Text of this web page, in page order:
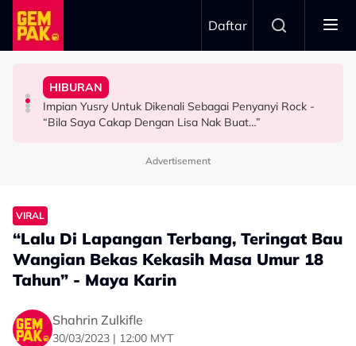
Skip to main content
Daftar
GAYA HIDUP
Ramai Masih Bujang Bukan Kerana Memilih Tetapi...
HIBURAN
Impian Yusry Untuk Dikenali Sebagai Penyanyi Rock -
“Bila Saya Cakap Dengan Lisa Nak Buat…”
HIBURAN
Ramai Sangka Adik-Beradik, Ali Reza Akhirnya Dedah
Hubungan Sebenar Dengan Idris Khan
HIBURAN
“Ramai Pihak Dekati Saya, Jaclyn Victor & Ning Baizura
Untuk…” - Shila Amzah
Advertisement
VIRAL
“Lalu Di Lapangan Terbang, Teringat Bau
Wangian Bekas Kekasih Masa Umur 18
Tahun” - Maya Karin
Shahrin Zulkifle
30/03/2023 | 12:00 MYT